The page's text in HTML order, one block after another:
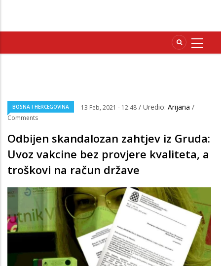
BOSNA I HERCEGOVINA 13 Feb, 2021 - 12:48 / Uredio: Arijana /
Comments
Odbijen skandalozan zahtjev iz Gruda:
Uvoz vakcine bez provjere kvaliteta, a
troškovi na račun države